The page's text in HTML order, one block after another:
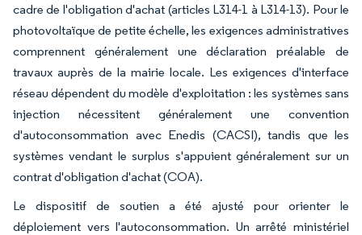
cadre de l'obligation d'achat (articles L314-1 à L314-13). Pour le
photovoltaïque de petite échelle, les exigences administratives
comprennent généralement une déclaration préalable de
travaux auprès de la mairie locale. Les exigences d'interface
réseau dépendent du modèle d'exploitation : les systèmes sans
injection nécessitent généralement une convention
d'autoconsommation avec Enedis (CACSI), tandis que les
systèmes vendant le surplus s'appuient généralement sur un
contrat d'obligation d'achat (COA).
Le dispositif de soutien a été ajusté pour orienter le
déploiement vers l'autoconsommation. Un arrêté ministériel